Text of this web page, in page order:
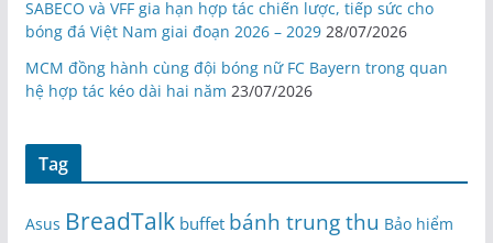
SABECO và VFF gia hạn hợp tác chiến lược, tiếp sức cho
bóng đá Việt Nam giai đoạn 2026 – 2029 28/07/2026
MCM đồng hành cùng đội bóng nữ FC Bayern trong quan
hệ hợp tác kéo dài hai năm 23/07/2026
Tag
Asus BreadTalk buffet bánh trung thu Bảo hiểm